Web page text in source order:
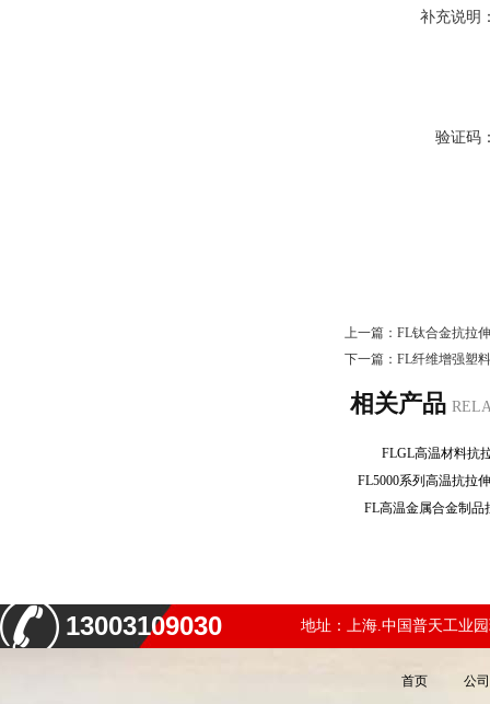
补充说明
验证码
上一篇： FL钛合金抗拉
下一篇： FL纤维增强塑
相关产品
FLGL高温材料
FL5000系列高温抗
FL高温金属合金制
13003109030 地址：上海.中国普天工业
首页 公